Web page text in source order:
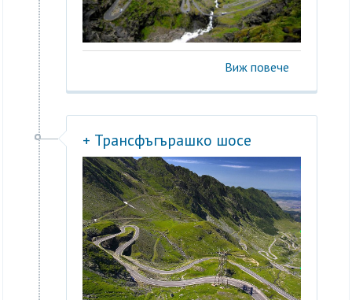
Виж повече
+ Трансфъгърашко шосе